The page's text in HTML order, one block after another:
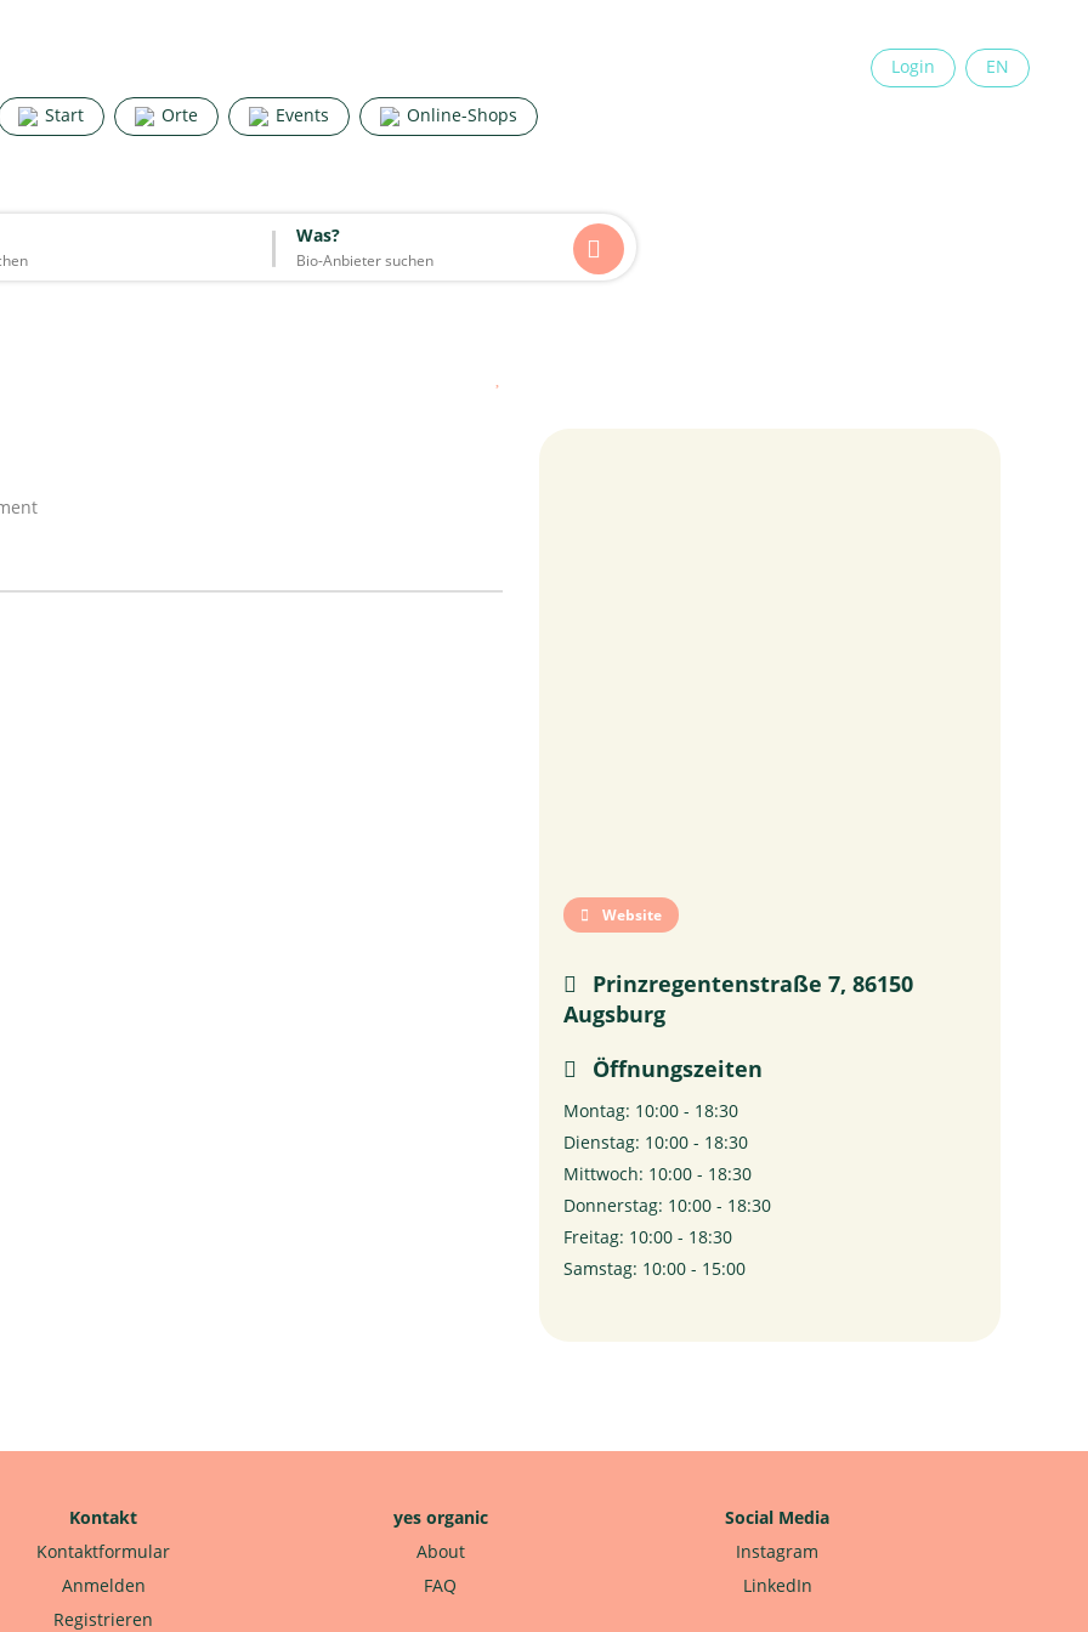
Start Orte Events Online-Shops
Login EN
Was?
×
Start Orte Events Online-Shops
Was?
Website
Prinzregentenstraße 7, 86150
Augsburg
Öffnungszeiten
Montag: 10:00 - 18:30
Dienstag: 10:00 - 18:30
Mittwoch: 10:00 - 18:30
Donnerstag: 10:00 - 18:30
Freitag: 10:00 - 18:30
Samstag: 10:00 - 15:00
Kontakt
Kontaktformular
Anmelden
Registrieren
yes organic
About
FAQ
Social Media
Instagram
LinkedIn